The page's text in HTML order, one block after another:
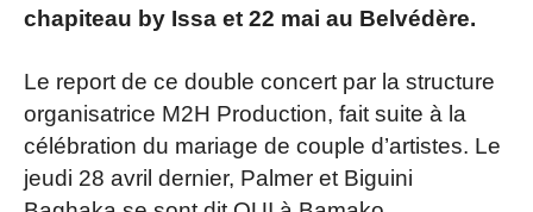
chapiteau by Issa et 22 mai au Belvédère.
Le report de ce double concert par la structure
organisatrice M2H Production, fait suite à la
célébration du mariage de couple d’artistes. Le
jeudi 28 avril dernier, Palmer et Biguini